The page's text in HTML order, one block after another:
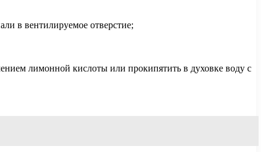
в вентилируемое отверстие;
лимонной кислоты или прокипятить в духовке воду с